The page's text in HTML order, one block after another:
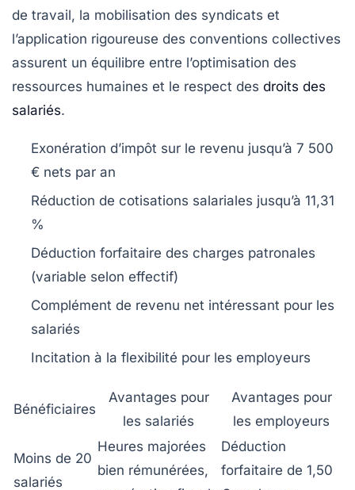
de travail, la mobilisation des syndicats et
l’application rigoureuse des conventions collectives
assurent un équilibre entre l’optimisation des
ressources humaines et le respect des droits des
salariés.
Exonération d’impôt sur le revenu jusqu’à 7 500
€ nets par an
Réduction de cotisations salariales jusqu’à 11,31
%
Déduction forfaitaire des charges patronales
(variable selon effectif)
Complément de revenu net intéressant pour les
salariés
Incitation à la flexibilité pour les employeurs
Bénéficiaires
Avantages pour
les salariés
Avantages pour
les employeurs
Moins de 20
salariés
Heures majorées
bien rémunérées,
Déduction
forfaitaire de 1,50